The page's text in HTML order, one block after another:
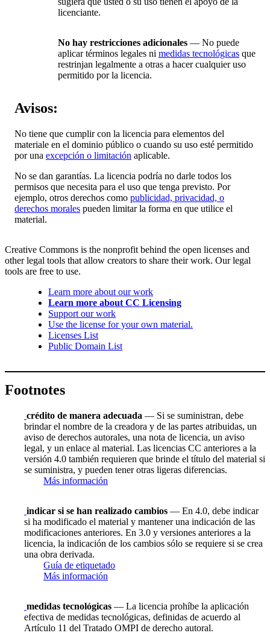
licenciante.
No hay restricciones adicionales — No puede
aplicar términos legales ni medidas tecnológicas que
restrinjan legalmente a otras a hacer cualquier uso
permitido por la licencia.
Avisos:
No tiene que cumplir con la licencia para elementos del
materiale en el dominio público o cuando su uso esté permitido
por una excepción o limitación aplicable.
No se dan garantías. La licencia podría no darle todos los
permisos que necesita para el uso que tenga previsto. Por
ejemplo, otros derechos como publicidad, privacidad, o
derechos morales pueden limitar la forma en que utilice el
material.
Creative Commons is the nonprofit behind the open licenses and
other legal tools that allow creators to share their work. Our legal
tools are free to use.
Learn more about our work
Learn more about CC Licensing
Support our work
Use the license for your own material.
Licenses List
Public Domain List
Footnotes
crédito de manera adecuada — Si se suministran, debe
brindar el nombre de la creadora y de las partes atribuidas, un
aviso de derechos autorales, una nota de licencia, un aviso
legal, y un enlace al material. Las licencias CC anteriores a la
versión 4.0 también requieren que brinde el título del material si
se suministra, y pueden tener otras ligeras diferencias.
Más información
indicar si se han realizado cambios — En 4.0, debe indicar
si ha modificado el material y mantener una indicación de las
modificaciones anteriores. En 3.0 y versiones anteriores a la
licencia, la indicación de los cambios sólo se requiere si se crea
una obra derivada.
Guía de etiquetado
Más información
medidas tecnológicas — La licencia prohíbe la aplicación
efectiva de medidas tecnológicas, definidas de acuerdo al
Artículo 11 del Tratado OMPI de derecho autoral.